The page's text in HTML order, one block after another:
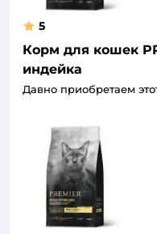
5
Корм для кошек
индейка
Давно приобретаем